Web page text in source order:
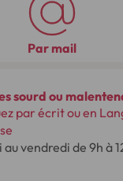
Par mail
sourd ou
par écrit ou en
au vendredi de 9h à